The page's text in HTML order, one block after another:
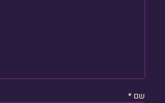
שם *